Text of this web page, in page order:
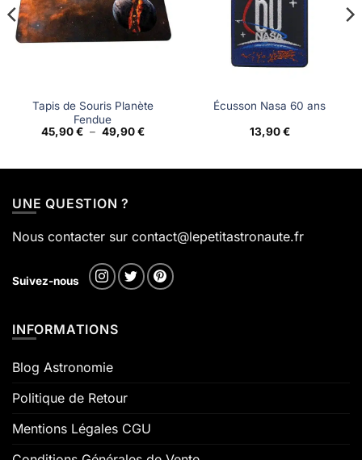
Tapis de Souris Planète
Fendue
45,90€ – 49,90€Plage
à
Écusson Nasa 60 ans
13,90€
UNE QUESTION ?
Nous contacter sur contact@lepetitastronaute.fr
Suivez-nous
INFORMATIONS
Blog Astronomie
Politique de Retour
Mentions Légales CGU